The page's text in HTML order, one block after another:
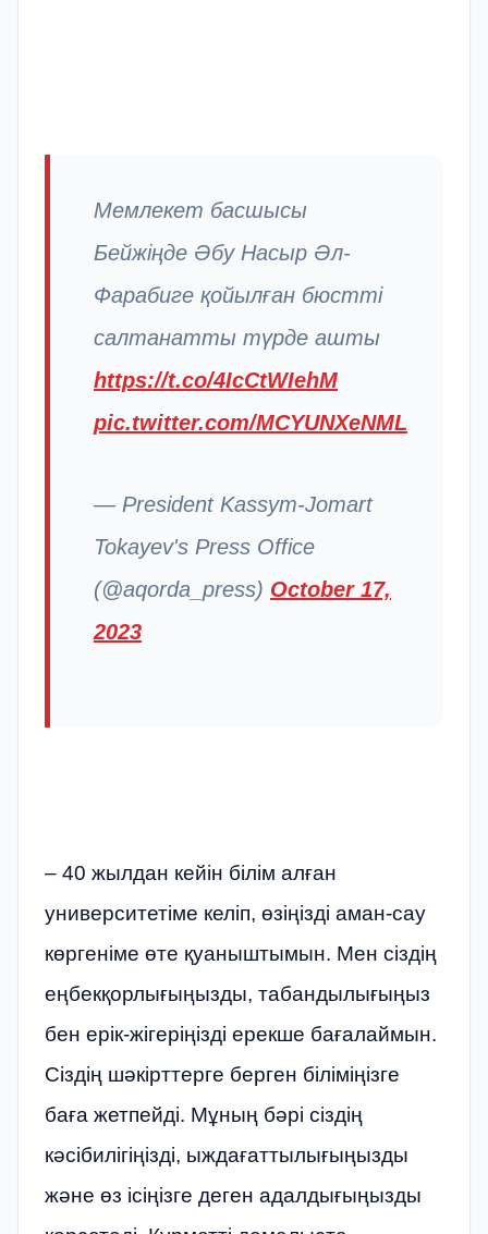
Мемлекет басшысы
Бейжіңде Әбу Насыр Әл-
Фарабиге қойылған бюстті
салтанатты түрде ашты
https://t.co/4IcCtWIehM
pic.twitter.com/MCYUNXeNML
— President Kassym-Jomart
Tokayev's Press Office
(@aqorda_press) October 17,
2023
– 40 жылдан кейін білім алған
университетіме келіп, өзіңізді аман-сау
көргеніме өте қуаныштымын. Мен сіздің
еңбекқорлығыңызды, табандылығыңыз
бен ерік-жігеріңізді ерекше бағалаймын.
Сіздің шәкірттерге берген біліміңізге
баға жетпейді. Мұның бәрі сіздің
кәсібилігіңізді, ыждағаттылығыңызды
және өз ісіңізге деген адалдығыңызды